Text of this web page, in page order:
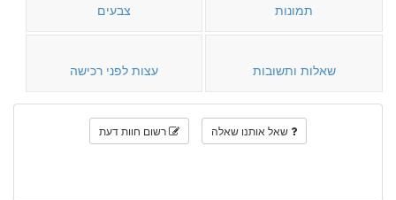
תמונות צבעים
שאלות ותשובות עצות לפני רכישה
שאל אותנו שאלה רשום חוות דעת